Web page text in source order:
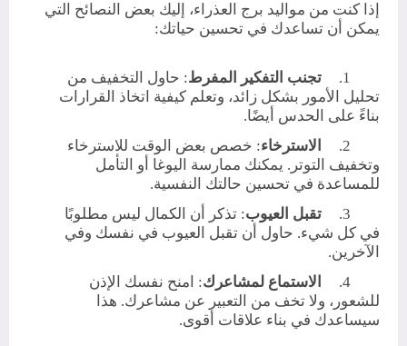
إذا كنت من مواليد برج العذراء، إليك بعض النصائح التي
يمكن أن تساعدك في تحسين حياتك:
1. تجنب التفكير المفرط: حاول التخفيف من
تحليل الأمور بشكل زائد، وتعلم كيفية اتخاذ القرارات
بناءً على الحدس أيضًا.
2.
الاسترخاء: خصص بعض الوقت للاسترخاء
وتخفيف التوتر. يمكنك ممارسة اليوغا أو التأمل
للمساعدة في تحسين حالتك النفسية.
3.
تقبل العيوب: تذكر أن الكمال ليس مطلوبًا
في كل شيء. حاول أن تقبل العيوب في نفسك وفي
الآخرين.
4.
الاستماع لمشاعرك: امنح نفسك الإذن
للشعور، ولا تخف من التعبير عن مشاعرك. هذا
سيساعدك في بناء علاقات أقوى.